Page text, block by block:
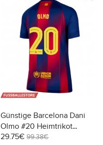
Günstige Barcelona Dani
Olmo #20 Heimtrikot
Damen 2025-26 Kurzarm
29.75€ 99.38€